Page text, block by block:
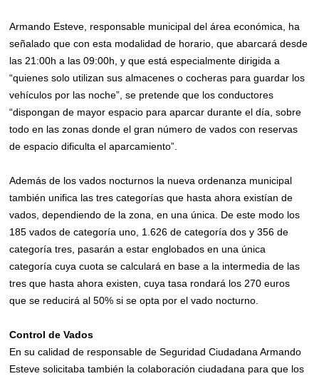
Armando Esteve, responsable municipal del área económica, ha
señalado que con esta modalidad de horario, que abarcará desde
las 21:00h a las 09:00h, y que está especialmente dirigida a
“quienes solo utilizan sus almacenes o cocheras para guardar los
vehículos por las noche”, se pretende que los conductores
“dispongan de mayor espacio para aparcar durante el día, sobre
todo en las zonas donde el gran número de vados con reservas
de espacio dificulta el aparcamiento”.
Además de los vados nocturnos la nueva ordenanza municipal
también unifica las tres categorías que hasta ahora existían de
vados, dependiendo de la zona, en una única. De este modo los
185 vados de categoría uno, 1.626 de categoría dos y 356 de
categoría tres, pasarán a estar englobados en una única
categoría cuya cuota se calculará en base a la intermedia de las
tres que hasta ahora existen, cuya tasa rondará los 270 euros
que se reducirá al 50% si se opta por el vado nocturno.
Control de Vados
En su calidad de responsable de Seguridad Ciudadana Armando
Esteve solicitaba también la colaboración ciudadana para que los